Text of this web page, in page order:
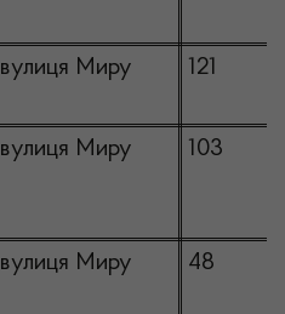
вулиця Миру 121
вулиця Миру 103
вулиця Миру 48